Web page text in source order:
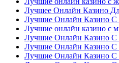
Лучшее Онлайн Казино
Лучшие Онлайн Казино С
Лучшие онлайн казино с
Лучшие Онлайн Казино
Лучшие Онлайн Казино С
Лучшие Онлайн Казино С